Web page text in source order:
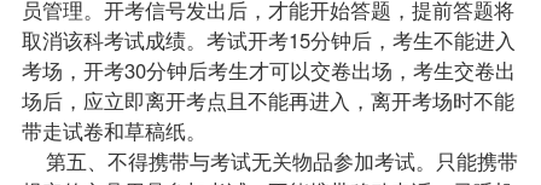
员管理。开考信号发出后，才能开始答题，提前答题将
取消该科考试成绩。考试开考15分钟后，考生不能进入
考场，开考30分钟后考生才可以交卷出场，考生交卷出
场后，应立即离开考点且不能再进入，离开考场时不能
带走试卷和草稿纸。
第五、不得携带与考试无关物品参加考试。只能携带